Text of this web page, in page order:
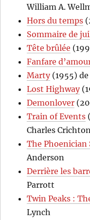
William A.
Hors du temps
Sommaire de
Tête brûlée
Fanfare
Marty(1955)
Lost Highway
Demonlover
Train of Events
Charles
The Phoenician
Anderson
Derrière les
Parrott
Twin Peaks :
Lynch